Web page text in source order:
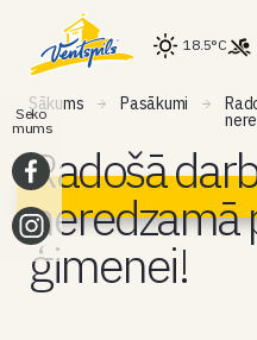
18.5°C
Sākums Pasākumi
Radošā
neredzamā
ģimenei!
Seko
mums